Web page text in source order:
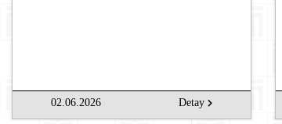
02.06.2026 Detay